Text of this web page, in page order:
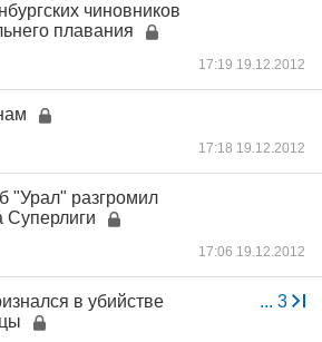
чиновников
плавания
17:19 19.12.2012
17:18 19.12.2012
"Урал" разгромил
Суперлиги
17:06 19.12.2012
... 3
в убийстве